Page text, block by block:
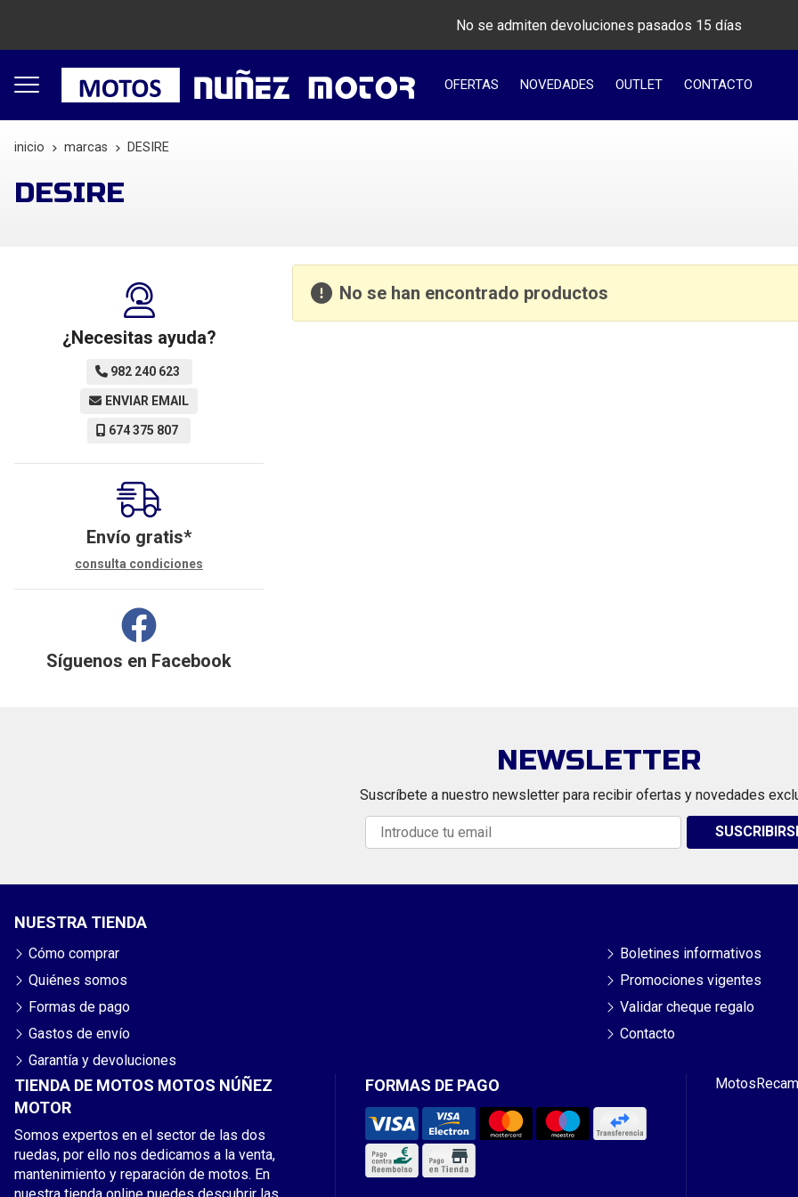
No se admiten devoluciones pasados 15 días
OFERTAS NOVEDADES OUTLET CONTACTO
inicio marcas DESIRE
DESIRE
No se han encontrado productos
¿Necesitas ayuda?
982 240 623
ENVIAR EMAIL
674 375 807
Envío gratis*
consulta condiciones
Síguenos en Facebook
NEWSLETTER
Suscríbete a nuestro newsletter para recibir ofertas y novedades
TIENDA DE MOTOS MOTOS NÚÑEZ
MOTOR
Somos expertos en el sector de las dos
ruedas, por ello nos dedicamos a la venta,
mantenimiento y reparación de motos. En
FORMAS DE PAGO
NUESTRA TIENDA
Cómo comprar
Quiénes somos
Formas de pago
Gastos de envío
Garantía y devoluciones
Boletines informativos
Promociones vigentes
Validar cheque regalo
Contacto
Motos